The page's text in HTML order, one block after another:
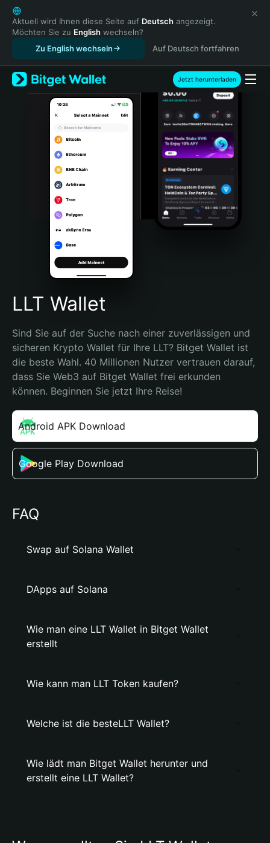
English
日本語
Tiếng Việt
Русский
Español (Latinoamérica)
Türkçe
Italiano
Português (Portugal)
Bahasa Indonesia
Português (Brasil)
Español (Argentina)
Aktuell wird Ihnen diese Seite auf Deutsch angezeigt.
Möchten Sie zu English wechseln?
Zu English wechseln
Auf Deutsch fortfahren
Jetzt herunterladen
LLT Wallet
Sind Sie auf der Suche nach einer zuverlässigen und
sicheren Krypto Wallet für Ihre LLT? Bitget Wallet ist
die beste Wahl. 40 Millionen Nutzer vertrauen darauf,
dass Sie Web3 auf Bitget Wallet frei erkunden
können. Beginnen Sie jetzt Ihre Reise!
Android APK Download
Google Play Download
FAQ
Swap auf Solana Wallet
DApps auf Solana
Wie man eine LLT Wallet in Bitget Wallet
erstellt
Wie kann man LLT Token kaufen?
Welche ist die besteLLT Wallet?
Wie lädt man Bitget Wallet herunter und
erstellt eine LLT Wallet?